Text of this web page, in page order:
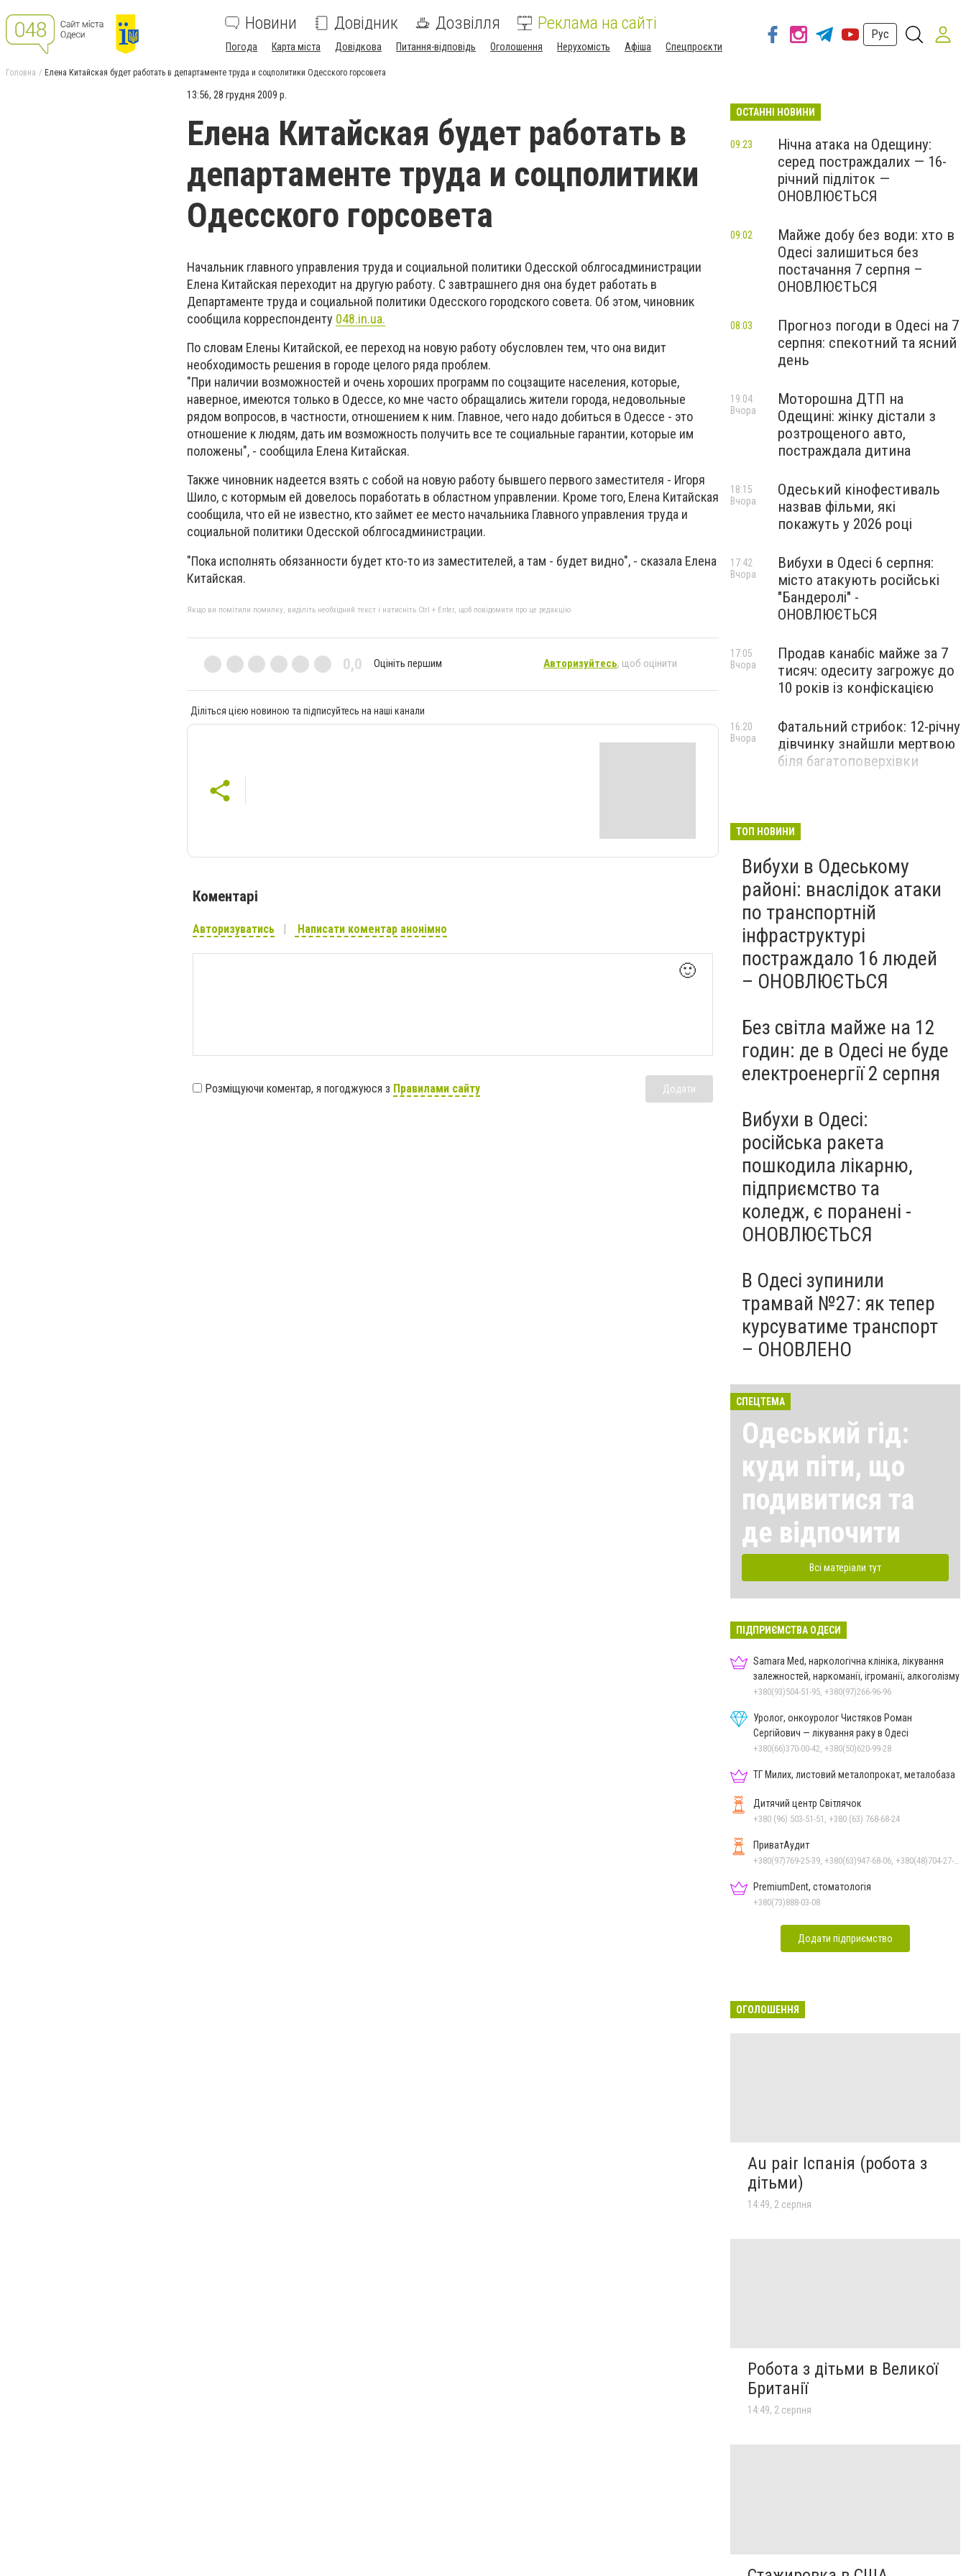
Новини Довідник Дозвілля Реклама на сайті
Погода Карта міста Довідкова Питання-відповідь Оголошення Нерухомість Афіша Спецпроєкти
Рус
Головна Елена Китайская будет работать в департаменте труда и соцполитики Одесского горсовета
13:56, 28 грудня 2009 р.
Елена Китайская будет работать в
департаменте труда и соцполитики
Одесского горсовета
Начальник главного управления труда и социальной политики Одесской облгосадминистрации
Елена Китайская переходит на другую работу. С завтрашнего дня она будет работать в
Департаменте труда и социальной политики Одесского городского совета. Об этом, чиновник
сообщила корреспонденту 048.in.ua.
По словам Елены Китайской, ее переход на новую работу обусловлен тем, что она видит
необходимость решения в городе целого ряда проблем.
"При наличии возможностей и очень хороших программ по соцзащите населения, которые,
наверное, имеются только в Одессе, ко мне часто обращались жители города, недовольные
рядом вопросов, в частности, отношением к ним. Главное, чего надо добиться в Одессе - это
отношение к людям, дать им возможность получить все те социальные гарантии, которые им
положены", - сообщила Елена Китайская.
Также чиновник надеется взять с собой на новую работу бывшего первого заместителя - Игоря
Шило, с котормым ей довелось поработать в областном управлении. Кроме того, Елена Китайская
сообщила, что ей не известно, кто займет ее место начальника Главного управления труда и
социальной политики Одесской облгосадминистрации.
"Пока исполнять обязанности будет кто-то из заместителей, а там - будет видно", - сказала Елена
Китайская.
Якщо ви помітили помилку, виділіть необхідний текст і натисніть Ctrl + Enter, щоб повідомити про це редакцію
0,0 Оцініть першим Авторизуйтесь, щоб оцінити
Діліться цією новиною та підписуйтесь на наші канали
Коментарі
Авторизуватись Написати коментар анонімно
🙂
Розміщуючи коментар, я погоджуюся з Правилами сайту Додати
ОСТАННІ НОВИНИ
Нічна атака на Одещину:
серед постраждалих — 16-
річний підліток —
ОНОВЛЮЄТЬСЯ
09:23
Майже добу без води: хто в
Одесі залишиться без
постачання 7 серпня –
ОНОВЛЮЄТЬСЯ
09:02
Прогноз погоди в Одесі на 7
серпня: спекотний та ясний
день
08:03
Моторошна ДТП на
Одещині: жінку дістали з
розтрощеного авто,
постраждала дитина
19:04
Вчора
Одеський кінофестиваль
назвав фільми, які
покажуть у 2026 році
18:15
Вчора
Вибухи в Одесі 6 серпня:
місто атакують російські
"Бандеролі" -
ОНОВЛЮЄТЬСЯ
17:42
Вчора
Продав канабіс майже за 7
тисяч: одеситу загрожує до
10 років із конфіскацією
17:05
Вчора
Фатальний стрибок: 12-річну
дівчинку знайшли мертвою
біля багатоповерхівки
16:20
Вчора
ТОП НОВИНИ
Вибухи в Одеському
районі: внаслідок атаки
по транспортній
інфраструктурі
постраждало 16 людей
– ОНОВЛЮЄТЬСЯ
Без світла майже на 12
годин: де в Одесі не буде
електроенергії 2 серпня
Вибухи в Одесі:
російська ракета
пошкодила лікарню,
підприємство та
коледж, є поранені -
ОНОВЛЮЄТЬСЯ
В Одесі зупинили
трамвай №27: як тепер
курсуватиме транспорт
– ОНОВЛЕНО
СПЕЦТЕМА
Одеський гід:
куди піти, що
подивитися та
де відпочити
Всі матеріали тут
ПІДПРИЄМСТВА ОДЕСИ
Samara Med, наркологічна клініка, лікування
залежностей, наркоманії, ігроманії, алкоголізму
+380(93)504-51-95, +380(97)266-96-96
Уролог, онкоуролог Чистяков Роман
Сергійович — лікування раку в Одесі
+380(66)370-00-42, +380(50)620-99-28
ТГ Милих, листовий металопрокат, металобаза
Дитячий центр Світлячок
+380 (96) 503-51-51, +380 (63) 768-68-24
ПриватАудит
PremiumDent, стоматологія
+380(73)888-03-08
Додати підприємство
ОГОЛОШЕННЯ
Au pair Іспанія (робота з
дітьми)
14:49, 2 серпня
Робота з дітьми в Великої
Британії
14:49, 2 серпня